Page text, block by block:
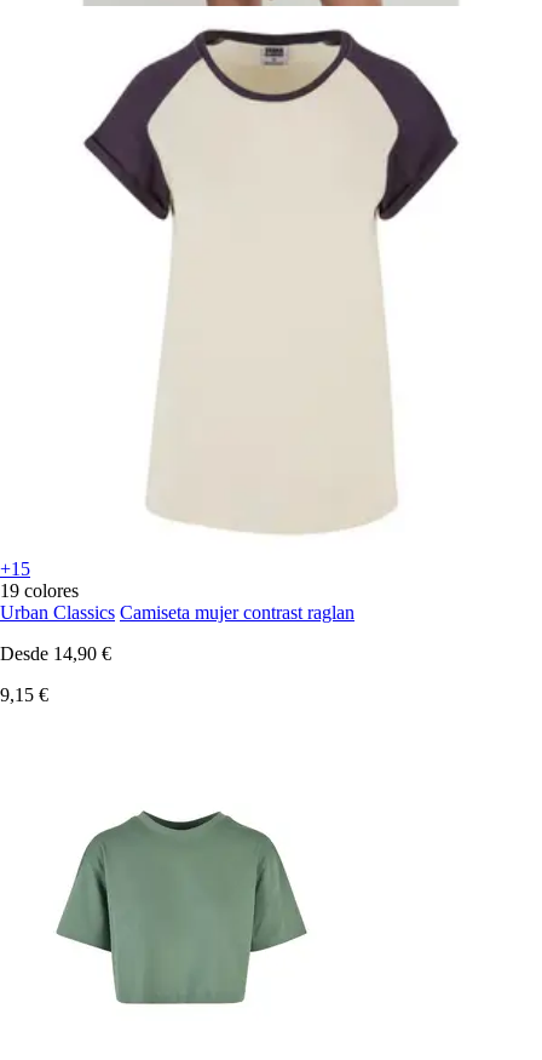
+15
19 colores
Urban Classics Camiseta mujer contrast raglan
Desde 14,90 €
9,15 €